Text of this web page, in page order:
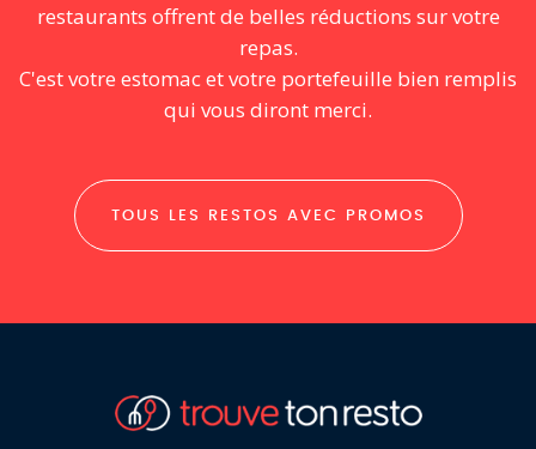
restaurants offrent de belles réductions sur votre
repas.
C'est votre estomac et votre portefeuille bien remplis
qui vous diront merci.
TOUS LES RESTOS AVEC PROMOS